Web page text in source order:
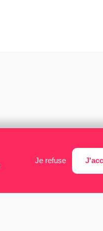
Je refuse